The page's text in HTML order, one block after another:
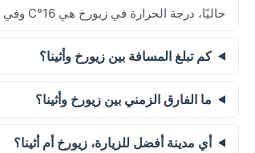
حاليًا، درجة الحرارة في زيورخ هي 16°C وفي أثينا هي 25°C.
كم تبلغ المسافة بين زيورخ وأثينا؟
ما الفارق الزمني بين زيورخ وأثينا؟
أي مدينة أفضل للزيارة، زيورخ أم أثينا؟